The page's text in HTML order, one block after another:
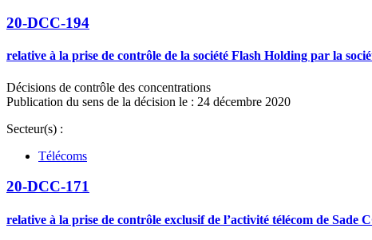
20-DCC-194
relative à la prise de contrôle de la société Flash Holding par la
Décisions de contrôle des concentrations
Publication du sens de la décision le : 24 décembre 2020
Secteur(s) :
Télécoms
20-DCC-171
relative à la prise de contrôle exclusif de l’activité télécom de Sade